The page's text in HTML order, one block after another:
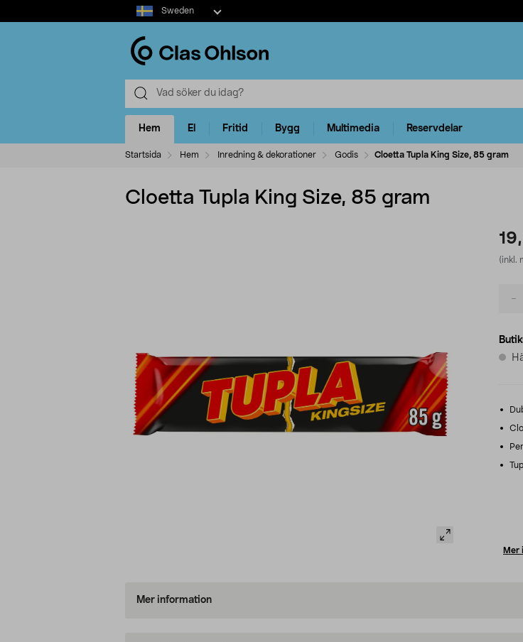
Select
market
Sweden
Hem El Fritid Bygg Multimedia Reservdelar
Startsida Hem Inredning & dekorationer Godis Cloetta Tupla King Size, 85 gram
Cloetta Tupla King Size, 85 gram
(inkl.
Mer
Mer information